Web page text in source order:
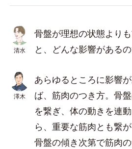
清水
骨盤が理想の状態より
と、どんな影響がある
澤木
あらゆるところに影響
ば、筋肉のつき方。骨
を繋ぎ、体の動きを連
ら、重要な筋肉とも繋
骨盤の傾き次第で筋肉